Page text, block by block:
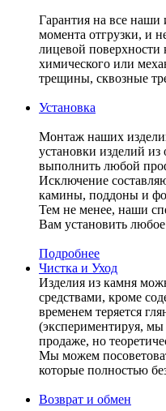
Гарантия на все наши
момента отгрузки, и
лицевой поверхности
химического или
трещины, сквозные
Установка
Монтаж наших
установки изделий
выполнить любой
Исключение
камины, поддоны и
Тем не менее, наши
Вам установить
Подробнее
Чистка и Уход
Изделия из камня
средствами, кроме
временем теряется
(экспериментируя,
продаже, но
Мы можем
которые полностью
Возврат и обмен